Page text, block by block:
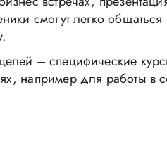
смогут легко
– специфические
например для работы в